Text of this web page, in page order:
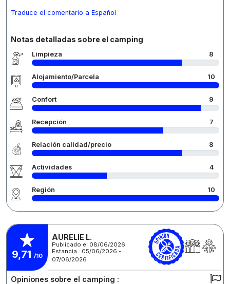
Traduce el comentario a Español
Notas detalladas sobre el camping
Limpieza 8
Alojamiento/Parcela 10
Confort 9
Recepción 7
Relación calidad/precio 8
Actividades 4
Región 10
9,71 /10
AURELIE L.
Publicado el 08/06/2026
Estancia : 05/06/2026 -
07/06/2026
Opiniones sobre el camping :